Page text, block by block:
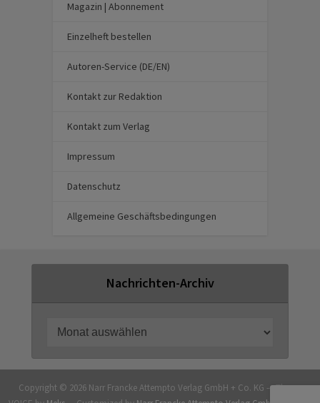
Magazin | Abonnement
Einzelheft bestellen
Autoren-Service (DE/EN)
Kontakt zur Redaktion
Kontakt zum Verlag
Impressum
Datenschutz
Allgemeine Geschäftsbedingungen
Nachrichten-Archiv
Copyright © 2026 Narr Francke Attempto Verlag GmbH + Co. KG — Theme